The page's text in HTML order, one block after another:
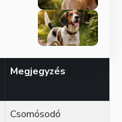
Megjegyzés
Csomósodó